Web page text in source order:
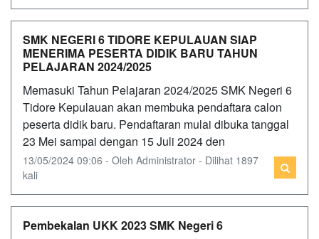
SMK NEGERI 6 TIDORE KEPULAUAN SIAP
MENERIMA PESERTA DIDIK BARU TAHUN
PELAJARAN 2024/2025
Memasuki Tahun Pelajaran 2024/2025 SMK Negeri 6
Tidore Kepulauan akan membuka pendaftara calon
peserta didik baru. Pendaftaran mulai dibuka tanggal
23 Mei sampai dengan 15 Juli 2024 den
13/05/2024 09:06 - Oleh Administrator - Dilihat 1897
kali
Pembekalan UKK 2023 SMK Negeri 6